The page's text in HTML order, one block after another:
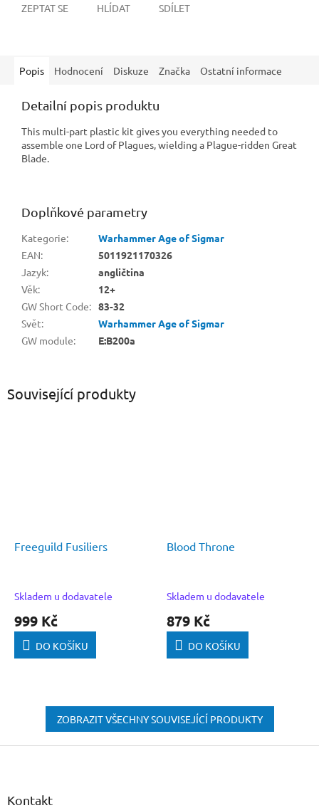
ZEPTAT SE HLÍDAT SDÍLET
Související produkty
Freeguild Fusiliers
Skladem u dodavatele
999 Kč
DO KOŠÍKU
Blood Throne
Skladem u dodavatele
879 Kč
DO KOŠÍKU
ZOBRAZIT VŠECHNY SOUVISEJÍCÍ PRODUKTY
Popis Hodnocení Diskuze Značka Ostatní informace
Detailní popis produktu
This multi-part plastic kit gives you everything needed to
assemble one Lord of Plagues, wielding a Plague-ridden Great
Blade.
Doplňkové parametry
Kategorie:
Warhammer Age of Sigmar
EAN:
5011921170326
Jazyk:
angličtina
Věk:
12+
GW Short Code: 83-32
Svět:
Warhammer Age of Sigmar
GW module: E:B200a
Z
Kontakt